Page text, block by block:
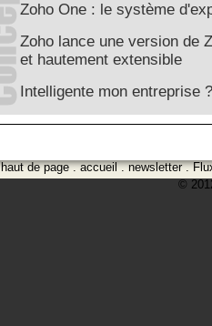
Zoho One : le système
Zoho lance une version de
et hautement extensible
Intelligente mon entreprise ?
haut de page.accueil.newsletter.
©